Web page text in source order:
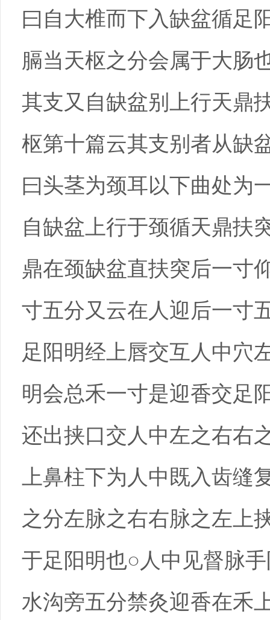
曰自大椎而下入缺盆循足
膈当天枢之分会属于大肠
其支又自缺盆别上行天鼎
枢第十篇云其支别者从缺
曰头茎为颈耳以下曲处为
自缺盆上行于颈循天鼎扶
鼎在颈缺盆直扶突后一寸
寸五分又云在人迎后一寸
足阳明经上唇交互人中穴
明会总禾一寸是迎香交足
还出挟口交人中左之右右
上鼻柱下为人中既入齿缝
之分左脉之右右脉之左上
于足阳明也○人中见督脉
水沟旁五分禁灸迎香在禾